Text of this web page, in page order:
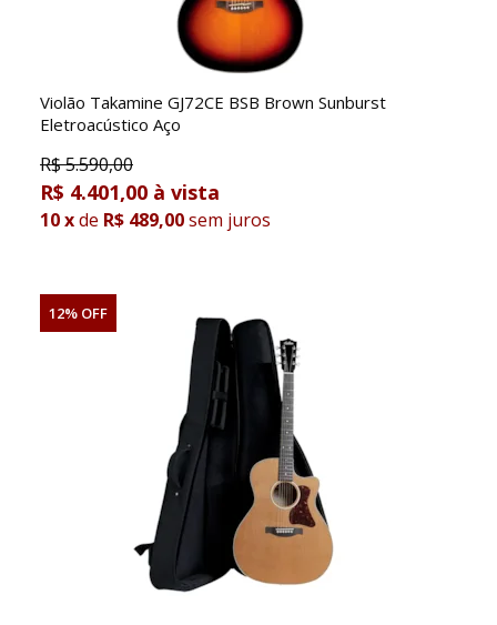
Violão Takamine GJ72CE BSB Brown Sunburst
Eletroacústico Aço
R$5.590,00
R$ 4.401,00
10xde R$ 489,00sem juros
12% OFF